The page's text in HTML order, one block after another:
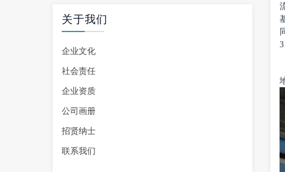
关于我们
企业文化
社会责任
企业资质
公司画册
招贤纳士
联系我们